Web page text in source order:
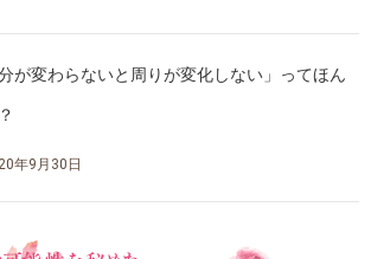
分が変わらないと周りが変化しない」ってほん
年9月30日